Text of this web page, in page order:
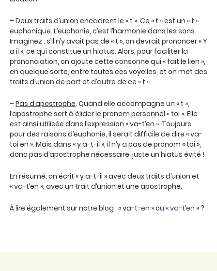
– Deux traits d’union encadrent le « t ». Ce « t » est un « t »
euphonique. L’euphonie, c’est l’harmonie dans les sons.
Imaginez : s’il n’y avait pas de « t », on devrait prononcer « Y
a il », ce qui constitue un hiatus. Alors, pour faciliter la
prononciation, on ajoute cette consonne qui « fait le lien »,
en quelque sorte, entre toutes ces voyelles, et on met des
traits d’union de part et d’autre de ce « t ».
– Pas d’apostrophe. Quand elle accompagne un « t »,
l’apostrophe sert à élider le pronom personnel « toi ». Elle
est ainsi utilisée dans l’expression « va-t’en ». Toujours
pour des raisons d’euphonie, il serait difficile de dire « va-
toi en ». Mais dans « y a-t-il », il n’y a pas de pronom « toi »,
donc pas d’apostrophe nécessaire, juste un hiatus évité !
En résumé, on écrit « y a-t-il » avec deux traits d’union et
« va-t’en », avec un trait d’union et une apostrophe.
À lire également sur notre blog : « va-t-en » ou « va-t’en » ?